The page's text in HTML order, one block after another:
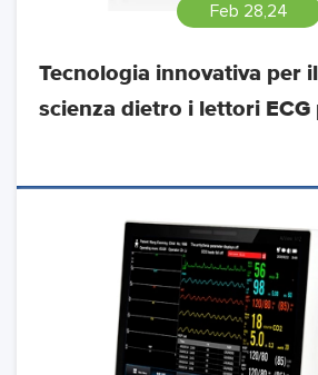
Feb 28,24
Tecnologia innovativa per
scienza dietro i lettori